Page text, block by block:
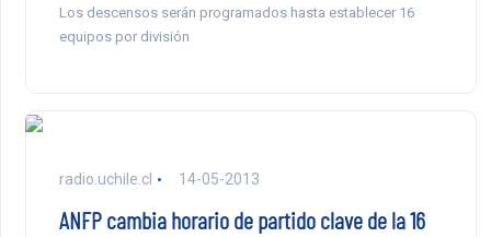
Los descensos serán programados hasta establecer 16
equipos por división
radio.uchile.cl 14-05-2013
ANFP cambia horario de partido clave de la 16